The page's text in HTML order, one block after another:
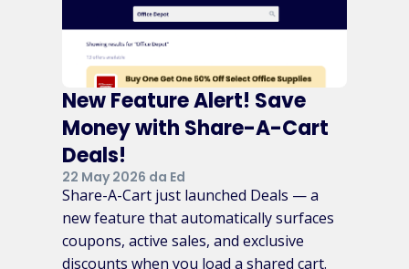
New Feature Alert! Save
Money with Share-A-Cart
Deals!
22 May 2026 da Ed
Share-A-Cart just launched Deals — a
new feature that automatically surfaces
coupons, active sales, and exclusive
discounts when you load a shared cart.